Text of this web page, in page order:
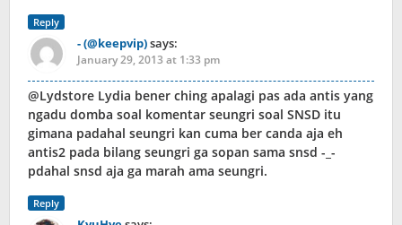
Reply
- (@keepvip)says:
January 29, 2013 at 1:33 pm
@Lydstore Lydia bener ching apalagi pas ada antis yang
ngadu domba soal komentar seungri soal SNSD itu
gimana padahal seungri kan cuma ber canda aja eh
antis2 pada bilang seungri ga sopan sama snsd -_-
pdahal snsd aja ga marah ama seungri.
Reply